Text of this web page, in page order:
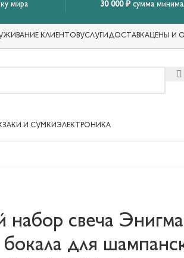
мира 30 000 ₽сумма
КЛИЕНТОВУСЛУГИДОСТАВКАЦЕНЫ И
И СУМКИ ЭЛЕКТРОНИКА
набор свеча Энигма
для